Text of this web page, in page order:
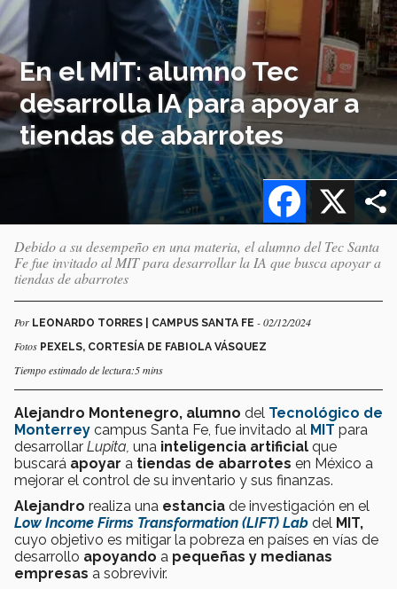
En el MIT: alumno Tec
desarrolla IA para apoyar a
tiendas de abarrotes
X
Facebook
Debido a su desempeño en una materia, el alumno del Tec Santa
Fe fue invitado al MIT para desarrollar la IA que busca apoyar a
tiendas de abarrotes
Por LEONARDO TORRES | CAMPUS SANTA FE - 02/12/2024
Fotos PEXELS, CORTESÍA DE FABIOLA VÁSQUEZ
Tiempo estimado de lectura:5 mins
Alejandro Montenegro, alumno del Tecnológico de
Monterrey campus Santa Fe, fue invitado al MIT para
desarrollar Lupita, una inteligencia artificial que
buscará apoyar a tiendas de abarrotes en México a
mejorar el control de su inventario y sus finanzas.
Alejandro realiza una estancia de investigación en el
Low Income Firms Transformation (LIFT) Lab del MIT,
cuyo objetivo es mitigar la pobreza en países en vías de
desarrollo apoyando a pequeñas y medianas
empresas a sobrevivir.